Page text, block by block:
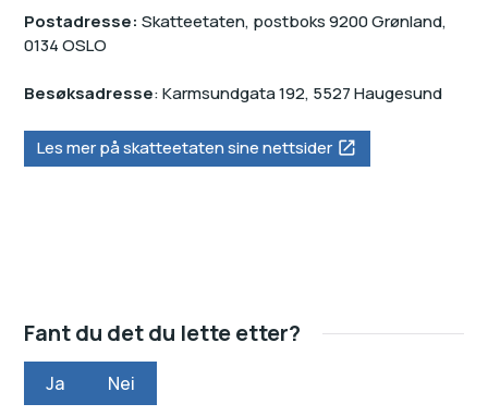
Postadresse:Skatteetaten, postboks 9200 Grønland,
0134 OSLO
Besøksadresse: Karmsundgata 192, 5527 Haugesund
Les mer på skatteetaten sine nettsider
Fant du det du lette etter?
Ja Nei